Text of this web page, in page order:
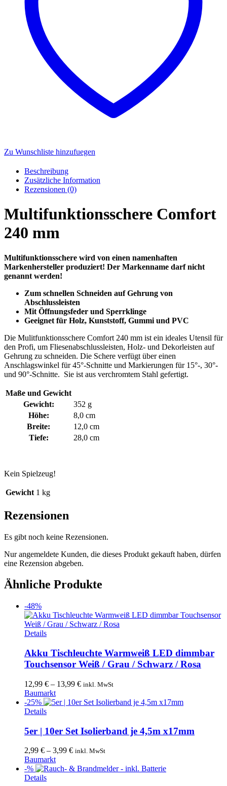
Zu Wunschliste hinzufuegen
Beschreibung
Zusätzliche Information
Rezensionen (0)
Multifunktionsschere Comfort
240 mm
Multifunktionsschere wird von einen namenhaften
Markenhersteller produziert! Der Markenname darf nicht
genannt werden!
Zum schnellen Schneiden auf Gehrung von
Abschlussleisten
Mit Öffnungsfeder und Sperrklinge
Geeignet für Holz, Kunststoff, Gummi und PVC
Die Mulitfunktionsschere Comfort 240 mm ist ein ideales Utensil für
den Profi, um Fliesenabschlussleisten, Holz- und Dekorleisten auf
Gehrung zu schneiden. Die Schere verfügt über einen
Anschlagswinkel für 45°-Schnitte und Markierungen für 15°-, 30°-
und 90°-Schnitte. Sie ist aus verchromtem Stahl gefertigt.
Maße und Gewicht
Gewicht:
352 g
Höhe:
8,0 cm
Breite:
12,0 cm
Tiefe:
28,0 cm
Kein Spielzeug!
Gewicht 1 kg
Rezensionen
Es gibt noch keine Rezensionen.
Nur angemeldete Kunden, die dieses Produkt gekauft haben, dürfen
eine Rezension abgeben.
Ähnliche Produkte
-48%
DetailsDieses
weist
mehrere
Varianten
Die
Optionen
können
auf
Produktseite
werden
Akku Tischleuchte Warmweiß LED dimmbar
Touchsensor Weiß / Grau / Schwarz / Rosa
12,99 € – 13,99 € inkl. MwSt
Baumarkt
-25%
DetailsDieses
weist
mehrere
Varianten
auf.
Die
Optionen
können
5er | 10er Set Isolierband je 4,5m x17mm
2,99 € – 3,99 € inkl. MwSt
Baumarkt
-%
DetailsDieses